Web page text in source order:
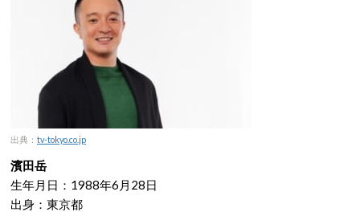
出典： tv-tokyo.co.jp
濱田岳
生年月日：1988年6月28日
出身：東京都